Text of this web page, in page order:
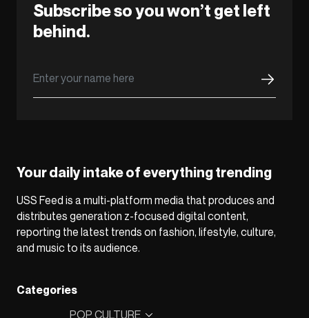
Subscribe so you won’t get left
behind.
Your daily intake of everything trending
USS Feed is a multi-platform media that produces and
distributes generation z-focused digital content,
reporting the latest trends on fashion, lifestyle, culture,
and music to its audience.
Categories
POP CULTURE